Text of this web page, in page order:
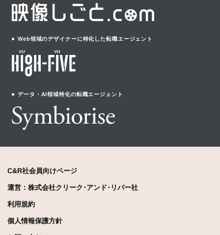
Web領域のデザイナーに特化した転職エージェント
データ・AI領域特化の転職エージェント
C&R社会員向けページ
運営：株式会社クリーク･アンド･リバー社
利用規約
個人情報保護方針